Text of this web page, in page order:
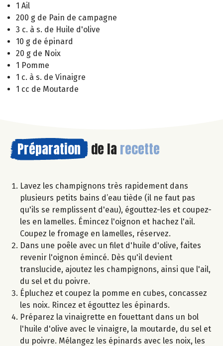
1 Ail
200 g de Pain de campagne
3 c. à s. de Huile d'olive
10 g de épinard
20 g de Noix
1 Pomme
1 c. à s. de Vinaigre
1 cc de Moutarde
Préparation de la recette
Lavez les champignons très rapidement dans
plusieurs petits bains d’eau tiède (il ne faut pas
qu'ils se remplissent d'eau), égouttez-les et coupez-
les en lamelles. Émincez l'oignon et hachez l'ail.
Coupez le fromage en lamelles, réservez.
Dans une poêle avec un filet d'huile d'olive, faites
revenir l'oignon émincé. Dès qu'il devient
translucide, ajoutez les champignons, ainsi que l'ail,
du sel et du poivre.
Épluchez et coupez la pomme en cubes, concassez
les noix. Rincez et égouttez les épinards.
Préparez la vinaigrette en fouettant dans un bol
l'huile d'olive avec le vinaigre, la moutarde, du sel et
du poivre. Mélangez les épinards avec les noix, les